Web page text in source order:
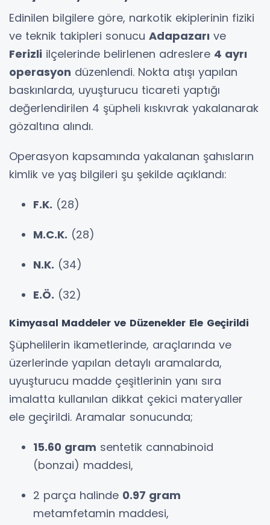
Edinilen bilgilere göre, narkotik ekiplerinin fiziki
ve teknik takipleri sonucu Adapazarı ve
Ferizli ilçelerinde belirlenen adreslere 4 ayrı
operasyon düzenlendi. Nokta atışı yapılan
baskınlarda, uyuşturucu ticareti yaptığı
değerlendirilen 4 şüpheli kıskıvrak yakalanarak
gözaltına alındı.
Operasyon kapsamında yakalanan şahısların
kimlik ve yaş bilgileri şu şekilde açıklandı:
F.K. (28)
M.C.K. (28)
N.K. (34)
E.Ö. (32)
Kimyasal Maddeler ve Düzenekler Ele Geçirildi
Şüphelilerin ikametlerinde, araçlarında ve
üzerlerinde yapılan detaylı aramalarda,
uyuşturucu madde çeşitlerinin yanı sıra
imalatta kullanılan dikkat çekici materyaller
ele geçirildi. Aramalar sonucunda;
15.60 gram sentetik cannabinoid
(bonzai) maddesi,
2 parça halinde 0.97 gram
metamfetamin maddesi,